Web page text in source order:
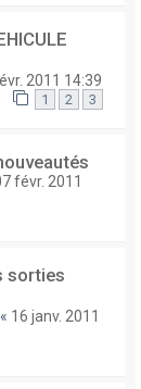
2011 14:39
1 2 3
févr. 2011
sorties
« 16 janv. 2011